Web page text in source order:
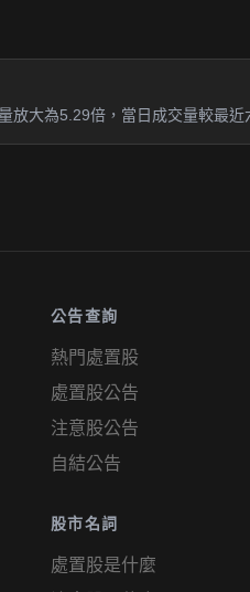
大為5.29倍，當日成交量較最
公告查詢
熱門處置股
處置股公告
注意股公告
自結公告
股市名詞
處置股是什麼